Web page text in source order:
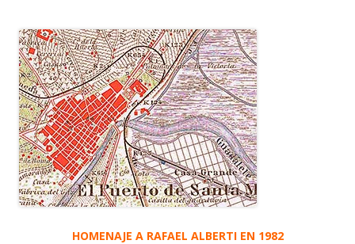
HOMENAJE A RAFAEL ALBERTI EN 1982